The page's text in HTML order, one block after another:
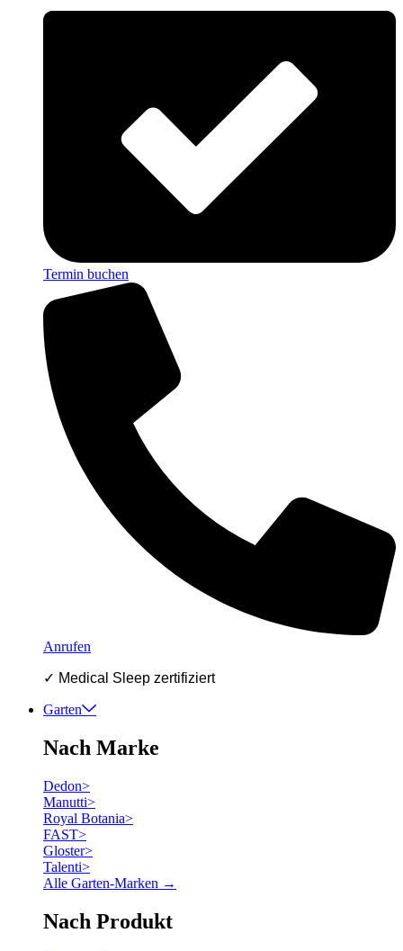
Termin buchen
Anrufen
✓ Medical Sleep zertifiziert
Garten
Nach Marke
Dedon>
Manutti>
Royal Botania>
FAST>
Gloster>
Talenti>
Alle Garten-Marken →
Nach Produkt